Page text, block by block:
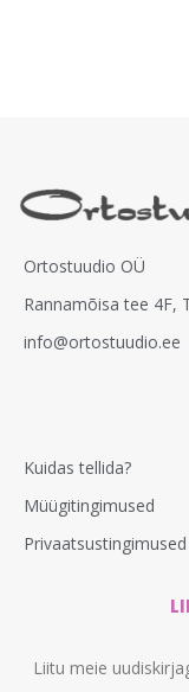
Ortostuudio OÜ
Rannamõisa tee 4F,
info@ortostuudio.ee
Kuidas tellida?
Müügitingimused
Privaatsustingimused
Liitu meie